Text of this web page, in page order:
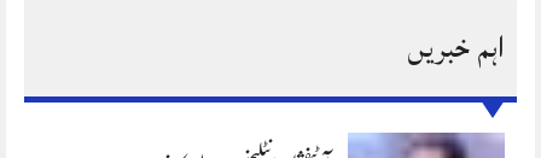
اہم خبریں